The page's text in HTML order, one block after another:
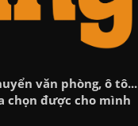
văn phòng, ô tô...
chọn được cho mình